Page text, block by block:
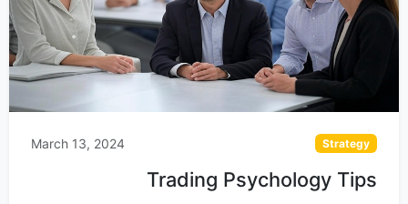
Strategy
March 13, 2024
Trading Psychology Tips